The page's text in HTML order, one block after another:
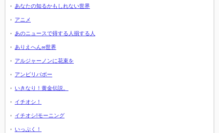
あなたの知るかもしれない世界
アニメ
あのニュースで得する人損する人
ありえへん∞世界
アルジャーノンに花束を
アンビリバボー
いきなり！黄金伝説。
イチオシ！
イチオシ!モーニング
いっぷく！